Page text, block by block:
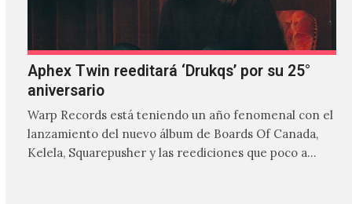
Aphex Twin reeditará ‘Drukqs’ por su 25°
aniversario
Warp Records está teniendo un año fenomenal con el
lanzamiento del nuevo álbum de Boards Of Canada,
Kelela, Squarepusher y las reediciones que poco a…